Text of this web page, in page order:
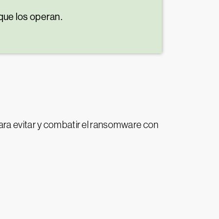
los operan.
evitar y combatir el ransomware con